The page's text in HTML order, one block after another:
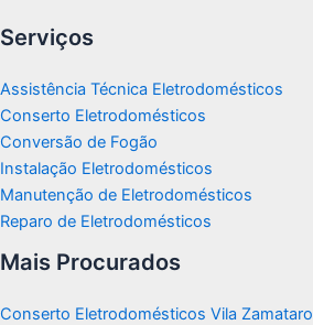
Serviços
Assistência Técnica Eletrodomésticos
Conserto Eletrodomésticos
Conversão de Fogão
Instalação Eletrodomésticos
Manutenção de Eletrodomésticos
Reparo de Eletrodomésticos
Mais Procurados
Conserto Eletrodomésticos Vila Zamataro